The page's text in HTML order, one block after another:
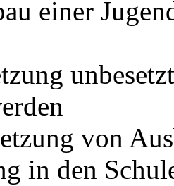
einer
von
in den